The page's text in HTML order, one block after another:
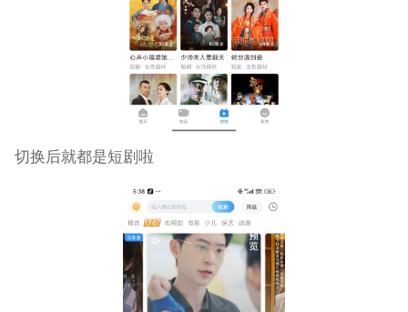
切换后就都是短剧啦